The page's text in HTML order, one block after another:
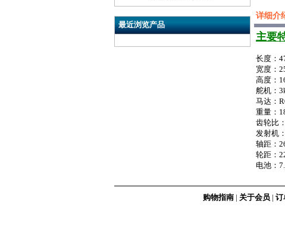
最近浏览产品
详细介
主要
长度：
宽度：
高度：
舵机：
马达：
重量：
齿轮比
发射机
轴距：
轮距：
电池：
购物指南 | 关于会员 | 订